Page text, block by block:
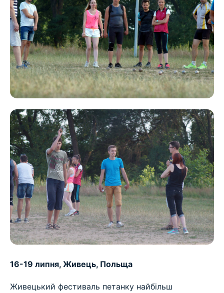
16-19 липня, Живець, Польща
Живецький фестиваль петанку найбільш